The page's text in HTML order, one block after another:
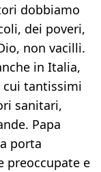
dobbiamo
dei poveri,
non vacilli.
in Italia,
tantissimi
sanitari,
Papa
porta
preoccupate e